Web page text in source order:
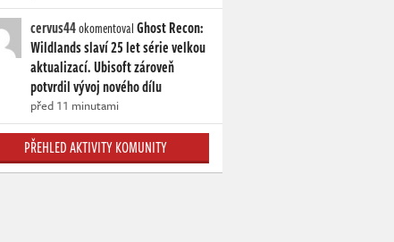
cervus44okomentovalGhost Recon:
Wildlands slaví 25 let série velkou
aktualizací. Ubisoft zároveň
potvrdil vývoj nového dílu
před 11 minutami
PŘEHLED AKTIVITY KOMUNITY